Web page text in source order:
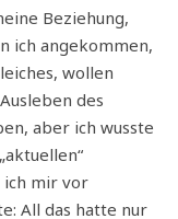
Beziehung,
ich angekommen,
wollen
des
aber ich wusste
ich mir vor
All das hatte nur